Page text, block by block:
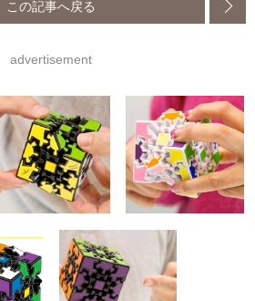
この記事へ戻る
advertisement